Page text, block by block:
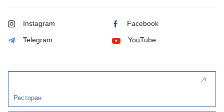
Instagram Facebook
Telegram YouTube
Ресторан